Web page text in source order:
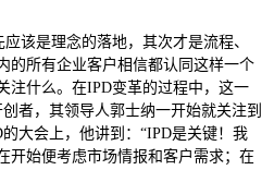
该是理念的落地，其次才是流程、
的所有企业客户相信都认同这样一个
注什么。在IPD变革的过程中，这一
者，其领导人郭士纳一开始就关注到
大会上，他讲到：“IPD是关键！我
开始便考虑市场情报和客户需求；在